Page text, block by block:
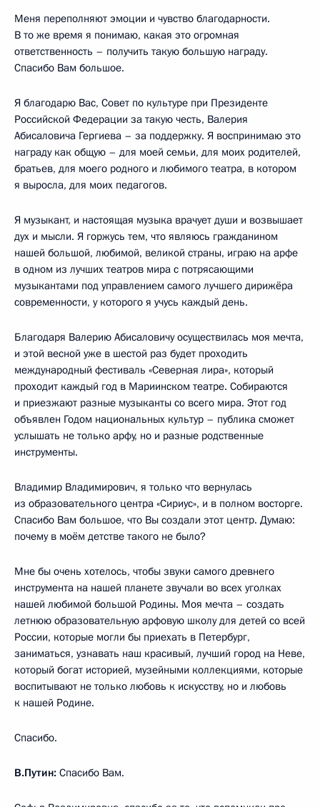
Меня переполняют эмоции и чувство благодарности.
В то же время я понимаю, какая это огромная
ответственность – получить такую большую награду.
Спасибо Вам большое.
Я благодарю Вас, Совет по культуре при Президенте
Российской Федерации за такую честь, Валерия
Абисаловича Гергиева – за поддержку. Я воспринимаю это
награду как общую – для моей семьи, для моих родителей,
братьев, для моего родного и любимого театра, в котором
я выросла, для моих педагогов.
Я музыкант, и настоящая музыка врачует души и возвышает
дух и мысли. Я горжусь тем, что являюсь гражданином
нашей большой, любимой, великой страны, играю на арфе
в одном из лучших театров мира с потрясающими
музыкантами под управлением самого лучшего дирижёра
современности, у которого я учусь каждый день.
Благодаря Валерию Абисаловичу осуществилась моя мечта,
и этой весной уже в шестой раз будет проходить
международный фестиваль «Северная лира», который
проходит каждый год в Мариинском театре. Собираются
и приезжают разные музыканты со всего мира. Этот год
объявлен Годом национальных культур – публика сможет
услышать не только арфу, но и разные родственные
инструменты.
Владимир Владимирович, я только что вернулась
из образовательного центра «Сириус», и в полном восторге.
Спасибо Вам большое, что Вы создали этот центр. Думаю:
почему в моём детстве такого не было?
Мне бы очень хотелось, чтобы звуки самого древнего
инструмента на нашей планете звучали во всех уголках
нашей любимой большой Родины. Моя мечта – создать
летнюю образовательную арфовую школу для детей со всей
России, которые могли бы приехать в Петербург,
заниматься, узнавать наш красивый, лучший город на Неве,
который богат историей, музейными коллекциями, которые
воспитывают не только любовь к искусству, но и любовь
к нашей Родине.
Спасибо.
В.Путин: Спасибо Вам.